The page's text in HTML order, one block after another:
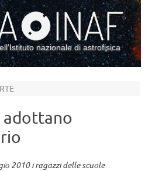
nazionale di astrofisica
adottano
2010 i ragazzi delle scuole